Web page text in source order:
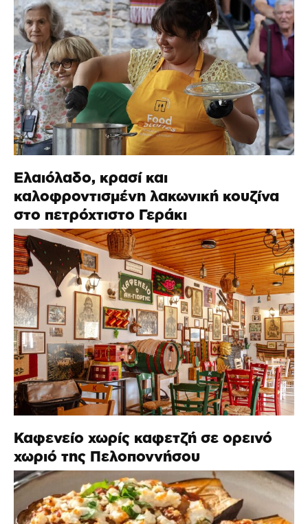
Ελαιόλαδο, κρασί και
καλοφροντισμένη λακωνική κουζίνα
στο πετρόχτιστο Γεράκι
Καφενείο χωρίς καφετζή σε ορεινό
χωριό της Πελοποννήσου